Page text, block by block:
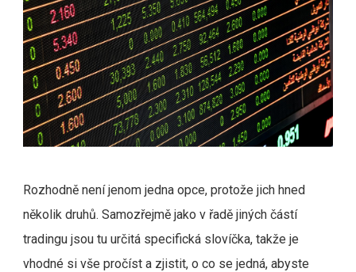
Rozhodně není jenom jedna opce, protože jich hned
několik druhů. Samozřejmě jako v řadě jiných částí
tradingu jsou tu určitá specifická slovíčka, takže je
vhodné si vše pročíst a zjistit, o co se jedná, abyste